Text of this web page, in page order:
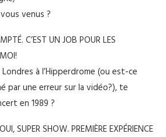
venus ?
C’EST UN JOB POUR LES
à l’Hipperdrome (ou est-ce
par une erreur sur la vidéo?), te
en 1989 ?
SUPER SHOW. PREMIÈRE EXPÉRIENCE